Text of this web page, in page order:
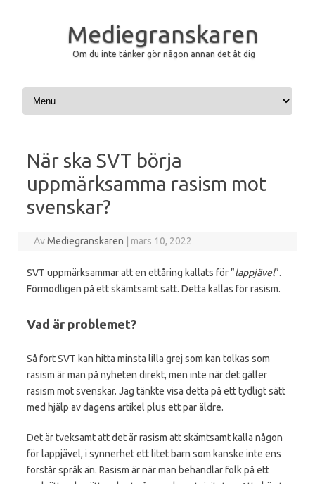
Mediegranskaren
Om du inte tänker gör någon annan det åt dig
Hoppa till innehåll
När ska SVT börja
uppmärksamma rasism mot
svenskar?
AvMediegranskaren mars 10, 2022
SVT uppmärksammar att en ettåring kallats för ”lappjävel”.
Förmodligen på ett skämtsamt sätt. Detta kallas för rasism.
Vad är problemet?
Så fort SVT kan hitta minsta lilla grej som kan tolkas som
rasism är man på nyheten direkt, men inte när det gäller
rasism mot svenskar. Jag tänkte visa detta på ett tydligt sätt
med hjälp av dagens artikel plus ett par äldre.
Det är tveksamt att det är rasism att skämtsamt kalla någon
för lappjävel, i synnerhet ett litet barn som kanske inte ens
förstår språk än. Rasism är när man behandlar folk på ett